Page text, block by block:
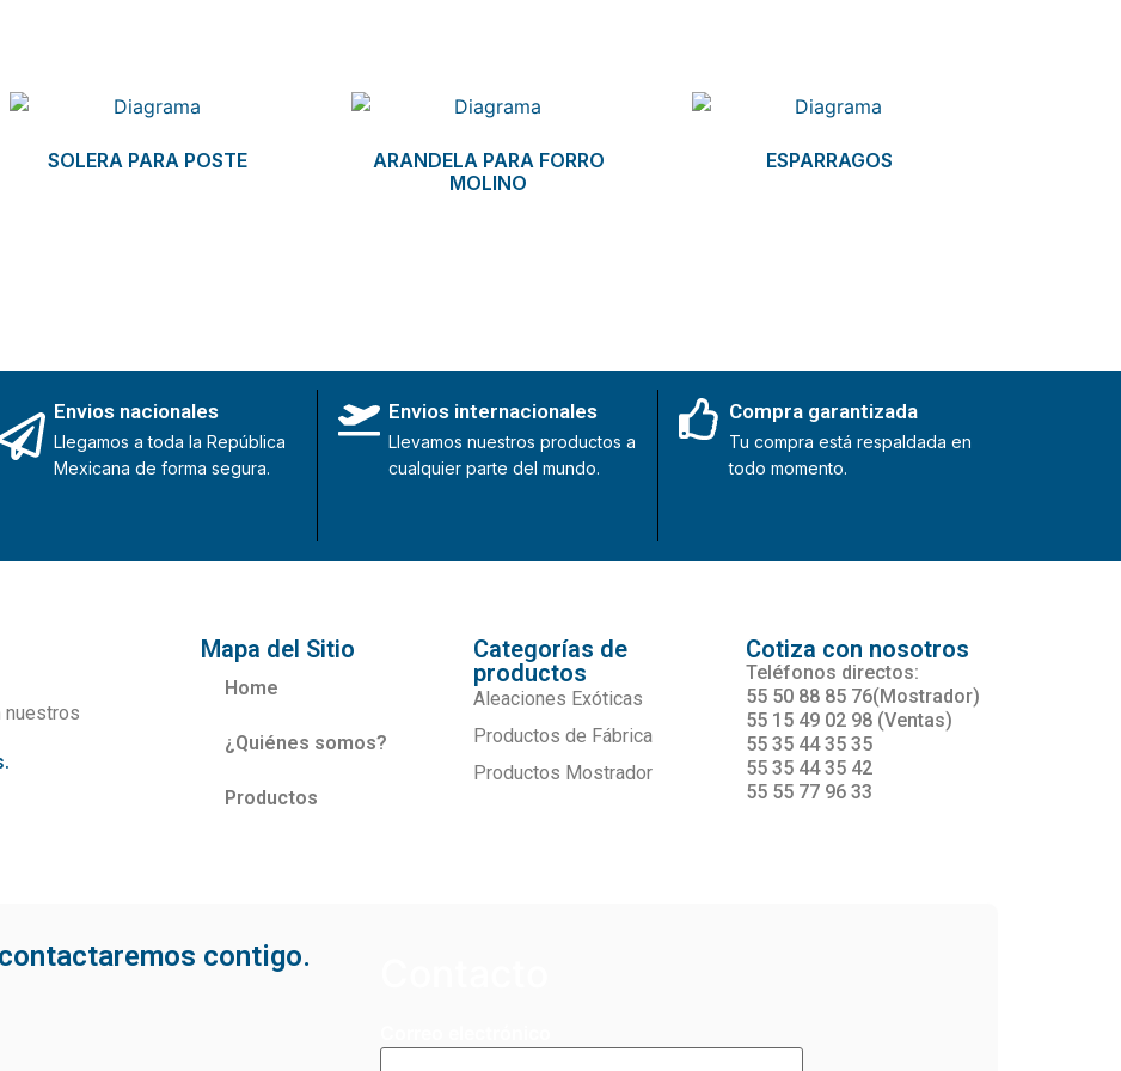
SOLERA PARA POSTE
ARANDELA PARA FORRO
MOLINO
ESPARRAGOS
Envios nacionales
Llegamos a toda la República
Mexicana de forma segura.
Envios internacionales
Llevamos nuestros productos a
cualquier parte del mundo.
Compra garantizada
Tu compra está respaldada en
todo momento.
nuestros
Mapa del Sitio
Home
¿Quiénes somos?
Productos
Categorías de
productos
Aleaciones Exóticas
Productos de Fábrica
Productos Mostrador
Cotiza con nosotros
Teléfonos directos:
55 50 88 85 76(Mostrador)
55 15 49 02 98 (Ventas)
55 35 44 35 35
55 35 44 35 42
55 55 77 96 33
contigo.